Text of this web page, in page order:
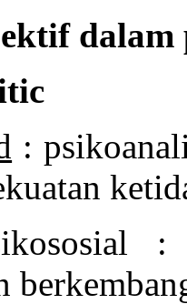
dalam
:
: